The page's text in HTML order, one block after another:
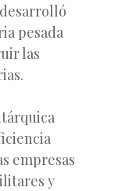
pesada
las
empresas
y